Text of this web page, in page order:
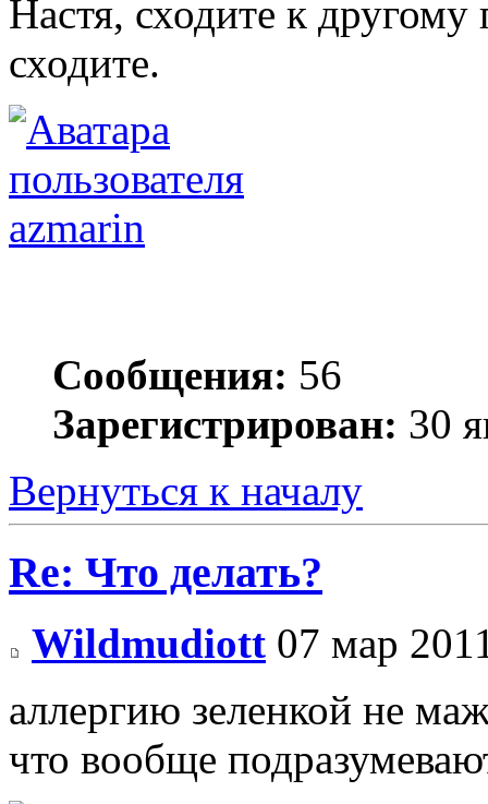
Настя, сходите к другому
сходите.
azmarin
Сообщения: 56
Зарегистрирован: 30
Вернуться к началу
Re: Что делать?
Wildmudiott 07 мар
аллергию зеленкой не
что вообще